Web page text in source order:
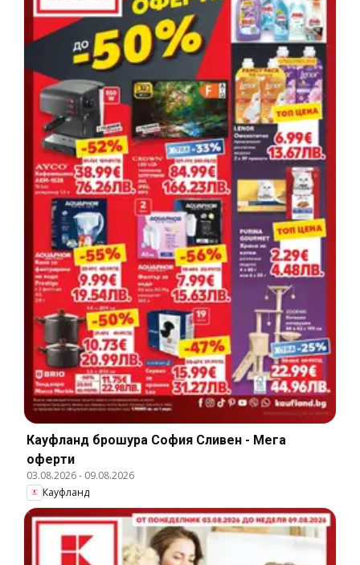
Кауфланд брошура София Сливен - Мега
оферти
03.08.2026- 09.08.2026
Кауфланд